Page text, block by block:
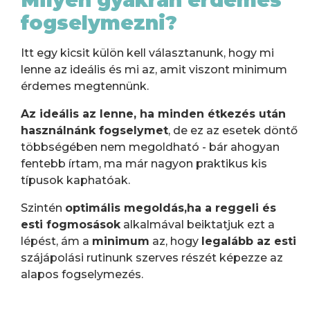
fogselymezni?
Itt egy kicsit külön kell választanunk, hogy mi
lenne az ideális és mi az, amit viszont minimum
érdemes megtennünk.
Az ideális az lenne, ha minden étkezés után
használnánk fogselymet, de ez az esetek döntő
többségében nem megoldható - bár ahogyan
fentebb írtam, ma már nagyon praktikus kis
típusok kaphatóak.
Szintén optimális megoldás,ha a reggeli és
esti fogmosásokalkalmával beiktatjuk ezt a
lépést, ám a minimum az, hogy legalább az esti
szájápolási rutinunk szerves részét képezze az
alapos fogselymezés.